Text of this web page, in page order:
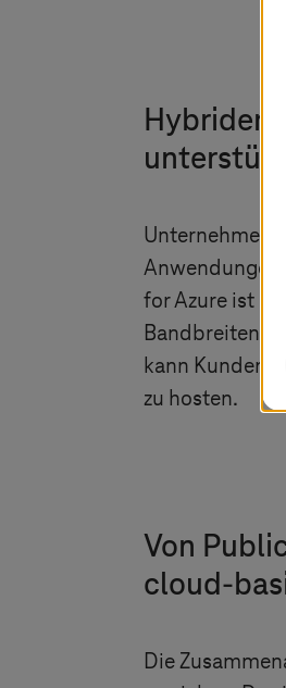
Hybrider
Unternehmen
Anwendungen
for Azure ist
kann Kunden
zu hosten.
Von
cloud-
Die